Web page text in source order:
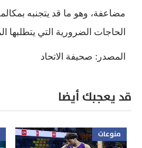
مضاعفة، وهو ما قد يتجنبه
الحاجات الضرورية التي يتطلبها
المصدر: صحيفة الاتحاد
قد يعجبك أيضا
منوعات